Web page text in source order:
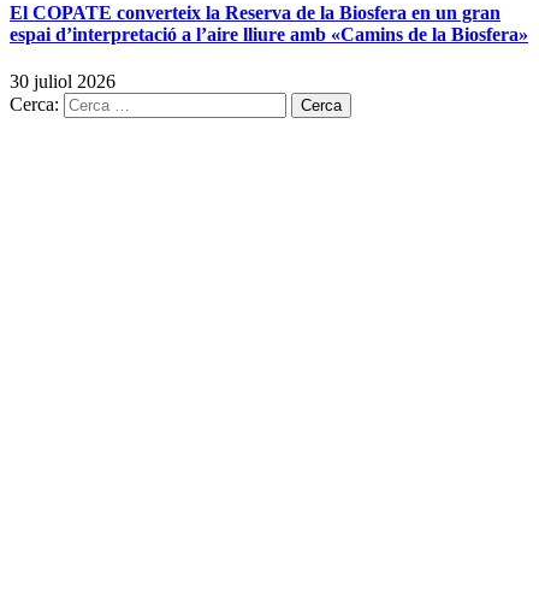
El COPATE converteix la Reserva de la Biosfera en un gran
espai d’interpretació a l’aire lliure amb «Camins de la Biosfera»
30 juliol 2026
Cerca: